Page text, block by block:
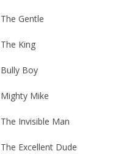
The Gentle
The King
Bully Boy
Mighty Mike
The Invisible Man
The Excellent Dude